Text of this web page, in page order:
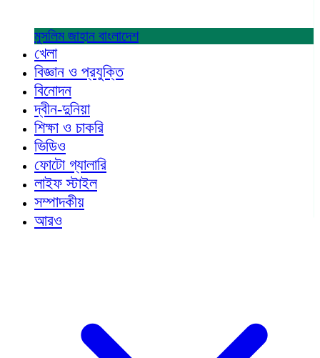
মুসলিম জাহান বাংলাদেশ
খেলা
বিজ্ঞান ও প্রযুক্তি
বিনোদন
দ্বীন-দুনিয়া
শিক্ষা ও চাকরি
ভিডিও
ফোটো গ্যালারি
লাইফ স্টাইল
সম্পাদকীয়
আরও